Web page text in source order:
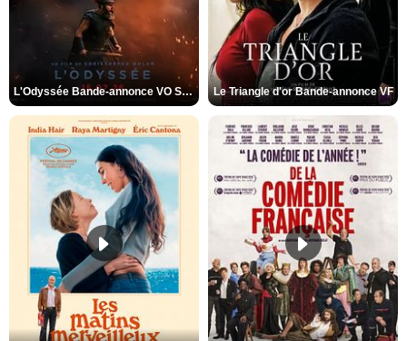
L'Odyssée Bande-annonce VO STFR Le Triangle d'or Bande-annonce VF